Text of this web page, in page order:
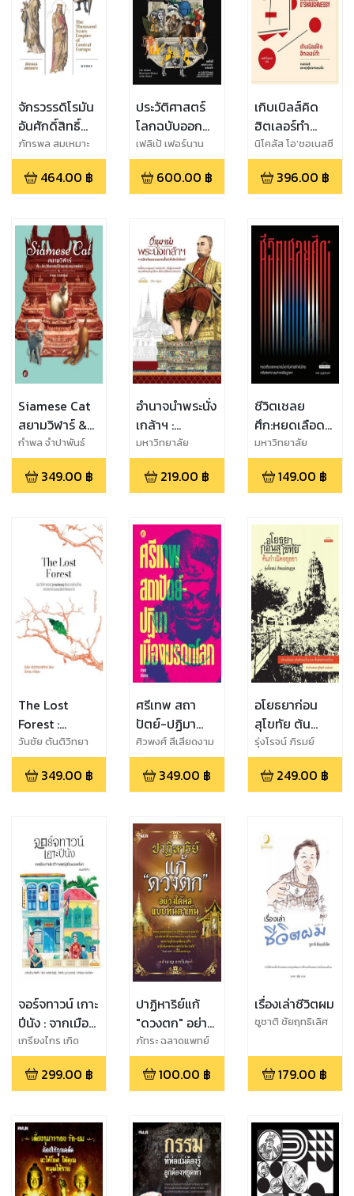
จักรวรรดิโรมัน
อันศักดิ์สิทธิ์
มหาจักรวรรดิ
พันปีแห่ง
ใจกลางยุโรป
Empire: The
Thousand
Years Empire
of Central
Europe
ภัทรพล สมเหมาะ
464.00 ฿
ประวัติศาสตร์
โลกฉบับออก
ซฟอร์ด The
Oxford
Illustrated
ภาพประกอบ)
เฟลิเป้ เฟอร์นาน
เดซ-อาร์เมสโต
600.00 ฿
เกิบเบิลส์คิด
ฮิตเลอร์ทำ
:SELLING
HITLER
นิโคลัส โอ’ชอเนสซี
396.00 ฿
Siamese Cat
สยามวิฬาร์ &
ประวัติศาสตร์
ไทยฉบับแมว
เหมียว
กำพล จำปาพันธ์
349.00 ฿
อำนาจนำพระนั่ง
เกล้าฯ :
การเมือง
วัฒนธรรมของ
ชนชั้นนำต้น
มหาวิทยาลัย
เชียงใหม่,ปวีณา หมู่
อุบล 219.00 ฿
ชีวิตเชลย
ศึก:หยดเลือด
และหยาดน้ำตา
ในค่ายกักกัน
ไทยหลัง
เอเชียบูรพา
มหาวิทยาลัย
มหิดล,เทพ บุญตา
นนท์ 149.00 ฿
The Lost
Forest :
ประวัติศาสตร์(การ
ทำลาย)สิ่ง
แวดล้อมไทย
ทรัพยากร
วันชัย ตันติวิทยา
พิทักษ์
349.00 ฿
ศรีเทพ สถา
ปัตย์-ปฏิมา
เมืองมรดกโลก
ศิวพงศ์ สีเสียดงาม
349.00 ฿
อโยธยาก่อน
สุโขทัย ต้น
กำเนิดอยุธยา
รุ่งโรจน์ ภิรมย์
อนุกูล
249.00 ฿
จอร์จทาวน์ เกาะ
ปีนัง : จากเมือง
ท่า
ประวัติศาสตร์สู่
เมืองมรดกโลก
เกรียงไกร เกิด
ศิริ,ปัทม์ วงศ์
ประดิษฐ์,อิสรชัย
บูรณะ
จันทร์แย้ม
299.00 ฿
ปาฏิหาริย์แก้
"ดวงตก" อย่าง
ได้ผล แบบ
ทันตาเห็น
ภัทระ ฉลาดแพทย์
100.00 ฿
เรื่องเล่าชีวิตผม
ชูชาติ ชัยฤทธิเลิศ
179.00 ฿